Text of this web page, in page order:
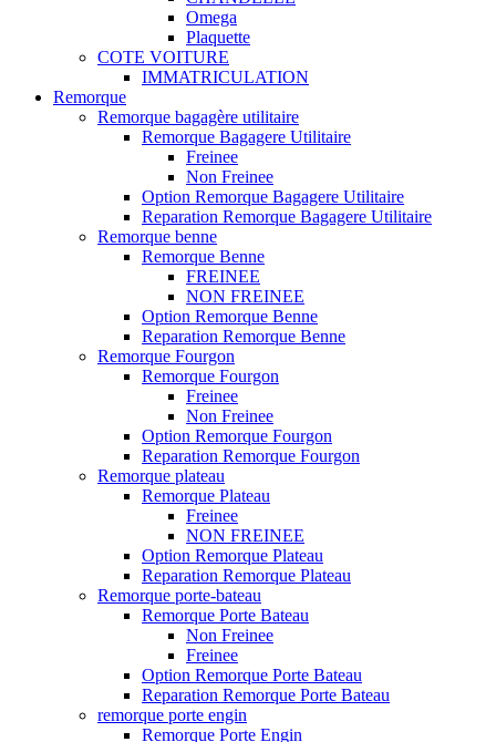
Omega
Plaquette
COTE VOITURE
IMMATRICULATION
Remorque
Remorque bagagère utilitaire
Remorque Bagagere Utilitaire
Freinee
Non Freinee
Option Remorque Bagagere Utilitaire
Reparation Remorque Bagagere Utilitaire
Remorque benne
Remorque Benne
FREINEE
NON FREINEE
Option Remorque Benne
Reparation Remorque Benne
Remorque Fourgon
Remorque Fourgon
Freinee
Non Freinee
Option Remorque Fourgon
Reparation Remorque Fourgon
Remorque plateau
Remorque Plateau
Freinee
NON FREINEE
Option Remorque Plateau
Reparation Remorque Plateau
Remorque porte-bateau
Remorque Porte Bateau
Non Freinee
Freinee
Option Remorque Porte Bateau
Reparation Remorque Porte Bateau
remorque porte engin
Remorque Porte Engin